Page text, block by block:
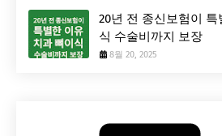
20년 전 종신보험이
식 수술비까지 보장
8월 20, 2025